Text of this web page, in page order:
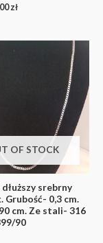
zł
OF STOCK
srebrny
Grubość- 0,3 cm.
cm. Ze stali- 316
90